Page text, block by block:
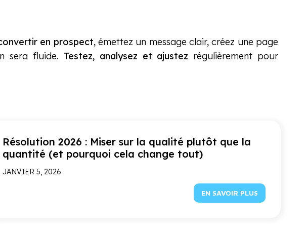
en prospect, émettez un message clair, créez une page
sera fluide. Testez, analysez et ajustez régulièrement pour
Résolution 2026 : Miser sur la qualité plutôt que la
quantité (et pourquoi cela change tout)
JANVIER 5, 2026
EN SAVOIR PLUS